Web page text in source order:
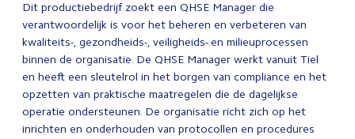
Dit productiebedrijf zoekt een QHSE Manager die
verantwoordelijk is voor het beheren en verbeteren van
kwaliteits-, gezondheids-, veiligheids- en milieuprocessen
binnen de organisatie. De QHSE Manager werkt vanuit Tiel
en heeft een sleutelrol in het borgen van compliance en het
opzetten van praktische maatregelen die de dagelijkse
operatie ondersteunen. De organisatie richt zich op het
inrichten en onderhouden van protocollen en procedures